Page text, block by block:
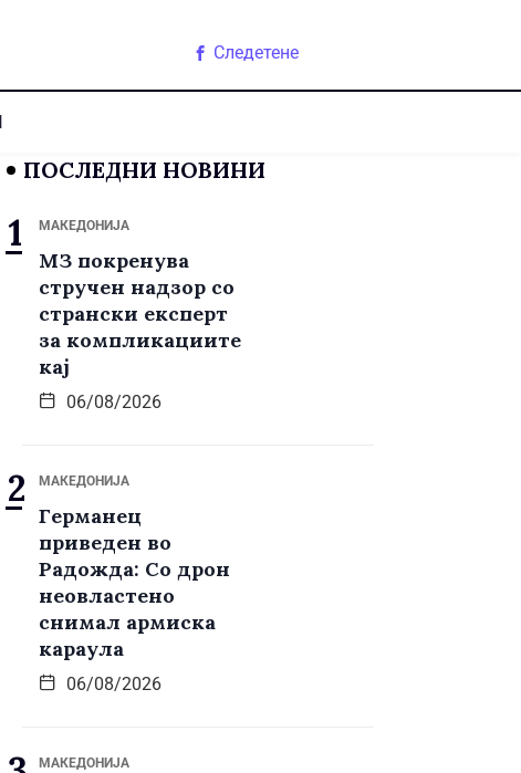
Следетене
ПОСЛЕДНИ НОВИНИ
МАКЕДОНИЈА
МЗ покренува
стручен надзор со
странски експерт
за компликациите
кај
06/08/2026
МАКЕДОНИЈА
Германец
приведен во
Радожда: Со дрон
неовластено
снимал армиска
караула
06/08/2026
МАКЕДОНИЈА